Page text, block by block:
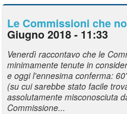
Le Commissioni che
Giugno 2018 - 11:33
Venerdì raccontavo che le
minimamente tenute in
e oggi l'ennesima conferma:
(su cui sarebbe stato facile
assolutamente misconosciuta
Commissione...